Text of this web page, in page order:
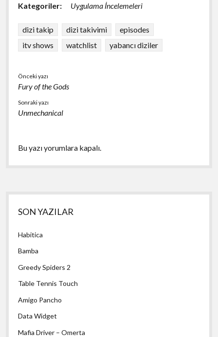
Kategoriler: Uygulama İncelemeleri
dizi takip dizi takivimi
episodes
itv shows
watchlist yabancı diziler
Önceki yazı
Fury of the Gods
Sonraki yazı
Unmechanical
Bu yazı yorumlara kapalı.
Yan
Menü
SON YAZILAR
Habitica
Bamba
Greedy Spiders 2
Table Tennis Touch
Amigo Pancho
Data Widget
Mafia Driver – Omerta